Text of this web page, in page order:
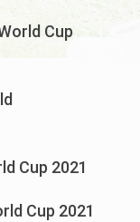
Cup
Cup 2021
Cup 2021